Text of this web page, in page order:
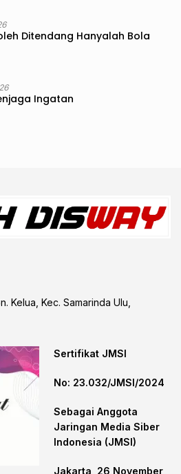
Ditendang Hanyalah Bola
Ingatan
Kelua, Kec. Samarinda Ulu,
Sertifikat JMSI
No: 23.032/JMSI/2024
Sebagai Anggota
Jaringan Media Siber
Indonesia (JMSI)
Jakarta, 26 November